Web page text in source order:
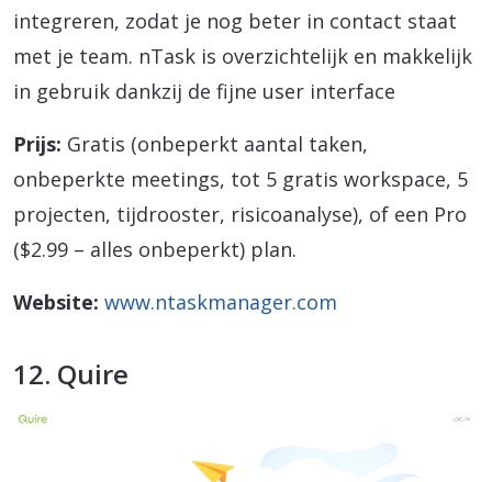
integreren, zodat je nog beter in contact staat
met je team. nTask is overzichtelijk en makkelijk
in gebruik dankzij de fijne user interface
Prijs: Gratis (onbeperkt aantal taken,
onbeperkte meetings, tot 5 gratis workspace, 5
projecten, tijdrooster, risicoanalyse), of een Pro
($2.99 – alles onbeperkt) plan.
Website: www.ntaskmanager.com
12. Quire